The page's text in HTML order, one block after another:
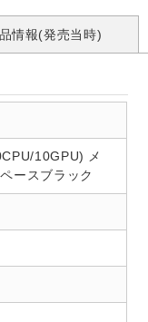
情報(発売当時)
10GPU) メ
ースブラック